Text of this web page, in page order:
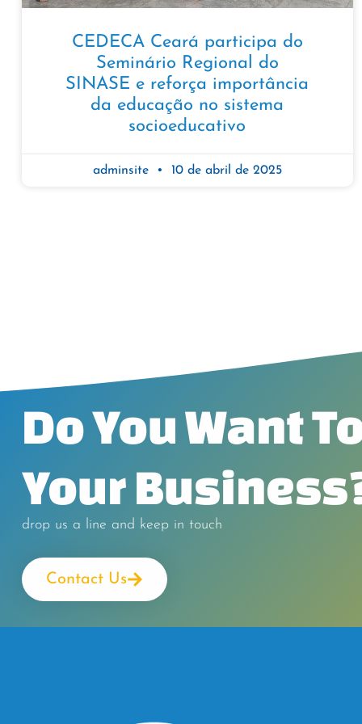
CEDECA Ceará participa do
Seminário Regional do
SINASE e reforça importância
da educação no sistema
socioeducativo
adminsite 10 de abril de 2025
Do You Want
Your
drop us a line and keep in touch
Contact Us